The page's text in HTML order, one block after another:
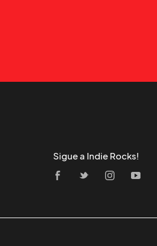
Sigue a Indie Rocks!